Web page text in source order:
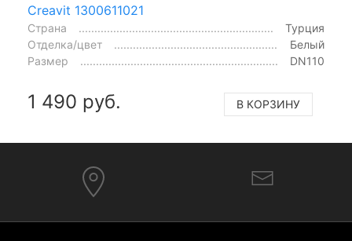
Creavit 1300611021
Страна
Турция
Отделка/цвет
Белый
Размер
DN110
1 490 руб. В КОРЗИНУ